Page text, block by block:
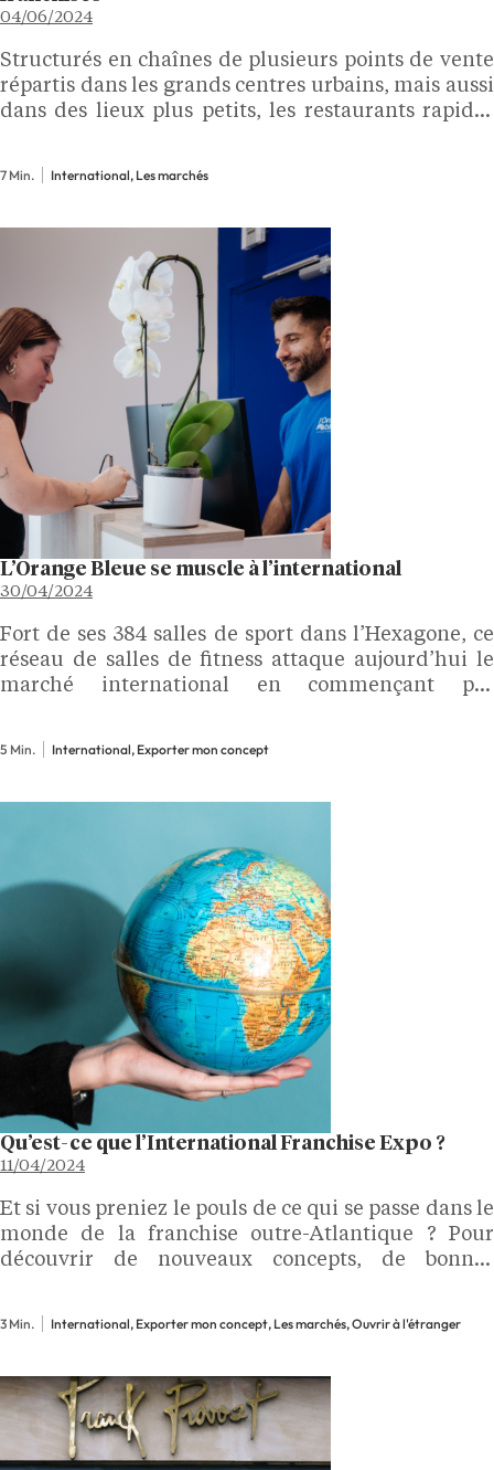
04/06/2024
Structurés en chaînes de plusieurs points de vente
répartis dans les grands centres urbains, mais aussi
dans des lieux plus petits, les restaurants rapides
rentabilités assez élevés et une certaine praticité
dans le…
7 Min. International, Les marchés
L’Orange Bleue se muscle à l’international
30/04/2024
Fort de ses 384 salles de sport dans l’Hexagone, ce
réseau de salles de fitness attaque aujourd’hui le
marché international en commençant par
worldwide avec José Nercellas, directeur général
de L’Orange Bleue. Pourquoi viser un…
5 Min. International, Exporter mon concept
Qu’est-ce que l’International Franchise Expo ?
11/04/2024
Et si vous preniez le pouls de ce qui se passe dans le
monde de la franchise outre-Atlantique ? Pour
découvrir de nouveaux concepts, de bonnes
implanter votre réseau sur le sol américain, un…
3 Min. International, Exporter mon concept, Les marchés, Ouvrir à l'étranger